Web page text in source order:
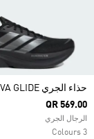
حذاء الجري SUPERNOVA GLIDE
QR 569.00
الرجال الجري
3 Colours